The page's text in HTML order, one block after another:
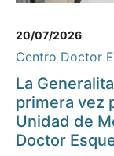
20/07/2026
Centro Doctor
La
primera vez
Unidad de
Doctor